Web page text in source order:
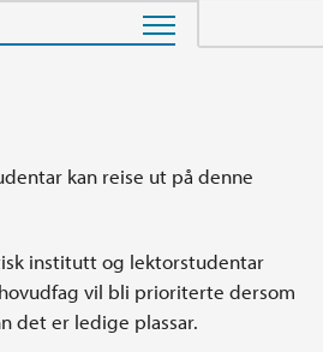
kan reise ut på denne
institutt og lektorstudentar
vil bli prioriterte dersom
det er ledige plassar.